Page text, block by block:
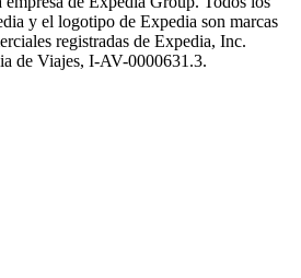
y el logotipo de Expedia son marcas
registradas de Expedia, Inc.
de Viajes, I-AV-0000631.3.